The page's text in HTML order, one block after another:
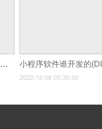
小程序软件开发难吗(开发小程序卖多少钱)
2022-12-08 05:30:00